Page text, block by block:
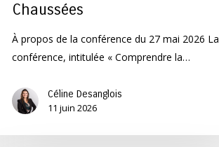
Chaussées
À propos de la conférence du 27 mai 2026 La
conférence, intitulée « Comprendre la…
Céline Desanglois
11 juin 2026